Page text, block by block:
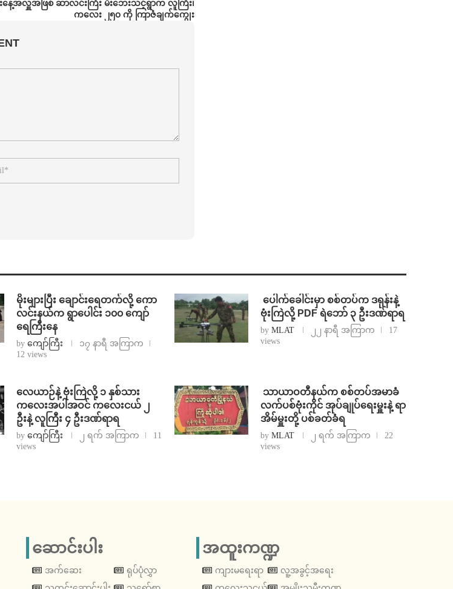
နေ့အလှူအဖြစ် ဆာလင်းကြီး မီးဘေးသင့်ရွာက လူကြီး၊
ကလေး ၂၅၀ ကို ကြာဇံချက်ကျွေး
⁨မိုးများပြီး ချောင်းရေတက်လို့ ကော
လင်းနယ်က ရွာပေါင်း ၁၀၀ ကျော်
ရေကြီးနေ
by ကျော်ကြီး
၁၇ နာရီ အကြာက
12 views
⁩ ⁨ပေါက်ခေါင်းမှာ စစ်တပ်က ဒရုန်းနဲ့
ဗုံးကြဲလို့ PDF ရဲဘော် ၃ ဦးဒဏ်ရာရ
byMLAT ၂၂ နာရီ အကြာက
17
views
⁨လေယာဉ်နဲ့ ဗုံးကြဲလို့ ၁ နှစ်သား
ကလေးအပါအဝင် ကလေးငယ် ၂
ဦးနဲ့ လူကြီး ၄ ဦးဒဏ်ရာရ
by ကျော်ကြီး ၂ ရက် အကြာက
11
views
⁩ ⁨သာယာဝတီနယ်က စစ်တပ်အမာခံ
လက်ပစ်ဗုံးကိုင် အုပ်ချုပ်ရေးမှူးနဲ့ ရာ
အိမ်မှူးတို့ ပစ်ခတ်ခံရ
byMLAT ၂ ရက် အကြာက
22
views
ဆောင်းပါး
အက်ဆေး
ရုပ်ပုံလွှာ
အထူးကဏ္ဍ
ကျားမရေးရာ
လူ့အခွင့်အရေး